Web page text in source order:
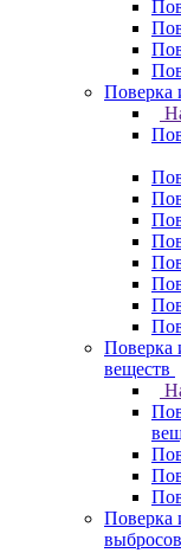
Поверка
Поверка
веществ
Поверка
выбросов